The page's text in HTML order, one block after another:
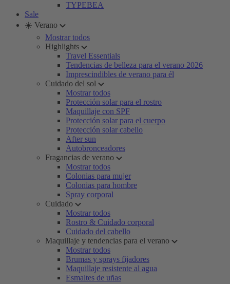
TYPEBEA
Sale
☀️ Verano
Mostrar todos
Highlights
Travel Essentials
Tendencias de belleza para el verano 2026
Imprescindibles de verano para él
Cuidado del sol
Mostrar todos
Protección solar para el rostro
Maquillaje con SPF
Protección solar para el cuerpo
Protección solar cabello
After sun
Autobronceadores
Fragancias de verano
Mostrar todos
Colonias para mujer
Colonias para hombre
Spray corporal
Cuidado
Mostrar todos
Rostro & Cuidado corporal
Cuidado del cabello
Maquillaje y tendencias para el verano
Mostrar todos
Brumas y sprays fijadores
Maquillaje resistente al agua
Esmaltes de uñas